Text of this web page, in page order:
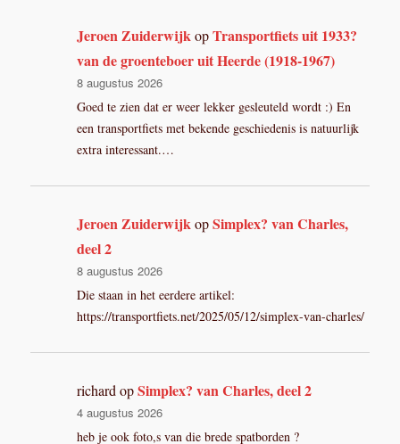
Jeroen Zuiderwijk opTransportfiets uit 1933?
van de groenteboer uit Heerde (1918-1967)
8 augustus 2026
Goed te zien dat er weer lekker gesleuteld wordt :) En
een transportfiets met bekende geschiedenis is natuurlijk
extra interessant.…
Jeroen Zuiderwijk opSimplex? van Charles,
deel 2
8 augustus 2026
Die staan in het eerdere artikel:
https://transportfiets.net/2025/05/12/simplex-van-charles/
richard opSimplex? van Charles, deel 2
4 augustus 2026
heb je ook foto,s van die brede spatborden ?